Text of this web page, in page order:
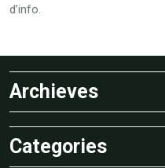
d’info.
Archieves
Categories